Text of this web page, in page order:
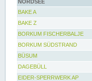
NORDSEE
BAKE A
BAKE Z
BORKUM FISCHERBALJE
BORKUM SÜDSTRAND
BÜSUM
DAGEBÜLL
EIDER-SPERRWERK AP